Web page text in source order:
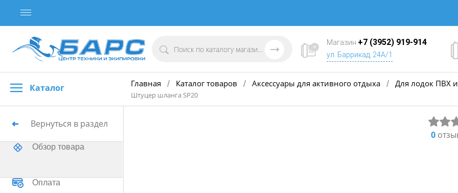
Магазин +7 (3952) 919-914
ул. Баррикад, 24А/1
Каталог Главная / Каталог товаров / Аксессуары для активного отдыха / Для лодок ПВХ
Штуцер шланга SP20
Вернуться в раздел
Обзор товара
Оплата
0